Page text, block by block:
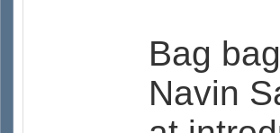
Bag
Navin